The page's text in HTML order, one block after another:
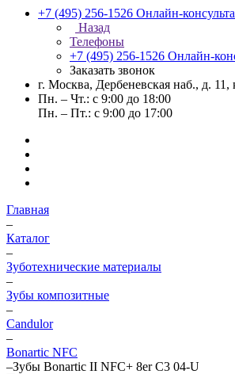
+7 (495) 256-1526 Онлайн-
Назад
Телефоны
+7 (495) 256-1526 Онлайн-
Заказать звонок
г. Москва, Дербеневская наб., д. 11,
Пн. – Чт.: с 9:00 до 18:00
Пн. – Пт.: с 9:00 до 17:00
Главная
–
Каталог
–
Зуботехнические материалы
–
Зубы композитные
–
Candulor
–
Bonartic NFC
–Зубы Bonartic II NFC+ 8er C3 04-U